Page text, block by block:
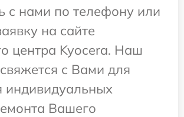
с нами по телефону или
на сайте
центра Kyocera. Наш
с Вами для
индивидуальных
Вашего